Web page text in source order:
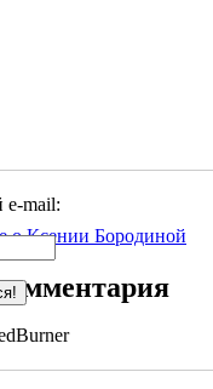
e-mail:
о Ксении Бородиной